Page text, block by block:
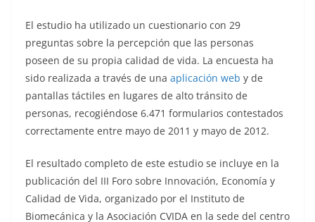
El estudio ha utilizado un cuestionario con 29
preguntas sobre la percepción que las personas
poseen de su propia calidad de vida. La encuesta ha
sido realizada a través de una aplicación web y de
pantallas táctiles en lugares de alto tránsito de
personas, recogiéndose 6.471 formularios contestados
correctamente entre mayo de 2011 y mayo de 2012.
El resultado completo de este estudio se incluye en la
publicación del III Foro sobre Innovación, Economía y
Calidad de Vida, organizado por el Instituto de
Biomecánica y la Asociación CVIDA en la sede del centro